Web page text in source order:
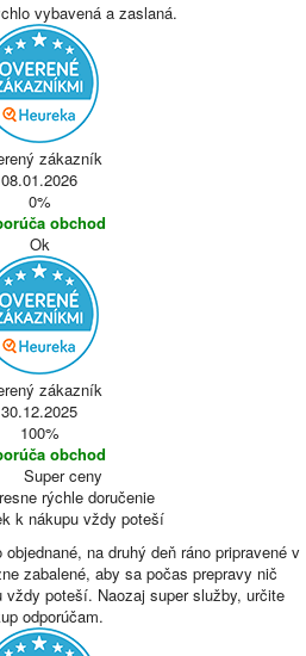
vybavená a zaslaná.
zákazník
08.01.2026
0%
obchod
Ok
zákazník
30.12.2025
100%
obchod
Super ceny
rýchle doručenie
k nákupu vždy poteší
na druhý deň ráno pripravené v
zabalené, aby sa počas prepravy nič
vždy poteší. Naozaj super služby, určite
odporúčam.